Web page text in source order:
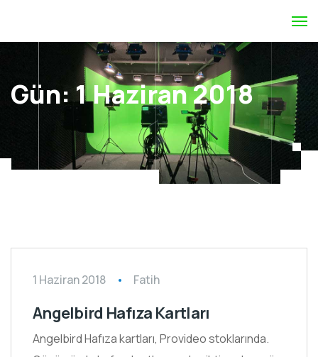
Gün:1 Haziran 2018
1 Haziran 2018 Fatih
Angelbird Hafıza Kartları
Angelbird Hafıza kartları, Provideo stoklarında.